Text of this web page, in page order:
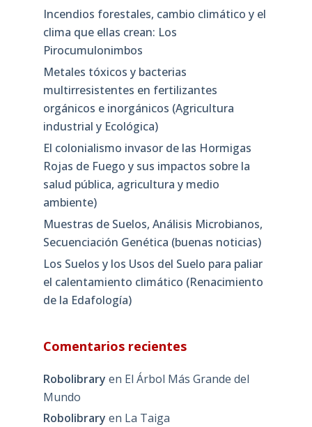
Incendios forestales, cambio climático y el
clima que ellas crean: Los
Pirocumulonimbos
Metales tóxicos y bacterias
multirresistentes en fertilizantes
orgánicos e inorgánicos (Agricultura
industrial y Ecológica)
El colonialismo invasor de las Hormigas
Rojas de Fuego y sus impactos sobre la
salud pública, agricultura y medio
ambiente)
Muestras de Suelos, Análisis Microbianos,
Secuenciación Genética (buenas noticias)
Los Suelos y los Usos del Suelo para paliar
el calentamiento climático (Renacimiento
de la Edafología)
Comentarios recientes
Robolibrary en El Árbol Más Grande del
Mundo
Robolibrary en La Taiga